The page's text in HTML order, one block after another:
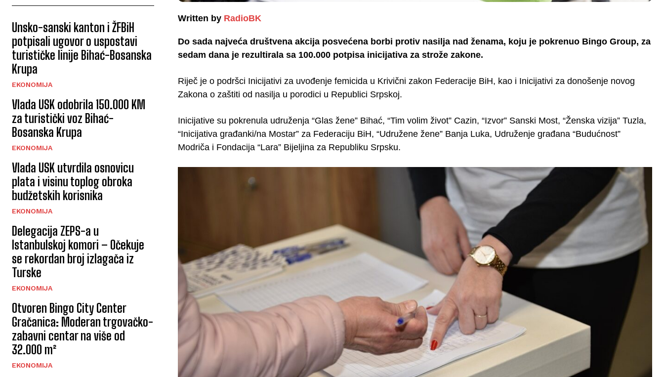
Unsko-sanski kanton i ŽFBiH
potpisali ugovor o uspostavi
turističke linije Bihać-Bosanska
Krupa
EKONOMIJA
Vlada USK odobrila 150.000 KM
za turistički voz Bihać-
Bosanska Krupa
EKONOMIJA
Vlada USK utvrdila osnovicu
plata i visinu toplog obroka
budžetskih korisnika
EKONOMIJA
Delegacija ZEPS-a u
Istanbulskoj komori – Očekuje
se rekordan broj izlagača iz
Turske
EKONOMIJA
Otvoren Bingo City Center
Gračanica: Moderan trgovačko-
zabavni centar na više od
32.000 m²
EKONOMIJA
Written by RadioBK
Do sada najveća društvena akcija posvećena borbi protiv nasilja nad ženama, koju je pokrenuo Bingo Group, za
sedam dana je rezultirala sa 100.000 potpisa inicijativa za strože zakone.
Riječ je o podršci Inicijativi za uvođenje femicida u Krivični zakon Federacije BiH, kao i Inicijativi za donošenje novog
Zakona o zaštiti od nasilja u porodici u Republici Srpskoj.
Inicijative su pokrenula udruženja “Glas žene” Bihać, “Tim volim život” Cazin, “Izvor” Sanski Most, “Ženska vizija” Tuzla,
“Inicijativa građanki/na Mostar” za Federaciju BiH, “Udružene žene” Banja Luka, Udruženje građana “Budućnost”
Modriča i Fondacija “Lara” Bijeljina za Republiku Srpsku.